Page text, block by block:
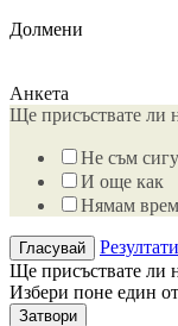
Долмени
Анкета
Ще присъствате ли
Не съм
И още как
Нямам
Резултати
Ще присъствате ли
Избери поне един
Затвори